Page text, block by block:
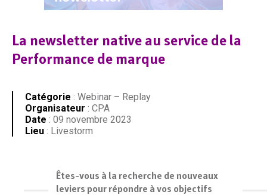
La newsletter native au service de la
Performance de marque
Catégorie : Webinar – Replay
Organisateur : CPA
Date : 09 novembre 2023
Lieu : Livestorm
Êtes-vous à la recherche de nouveaux
leviers pour répondre à vos objectifs